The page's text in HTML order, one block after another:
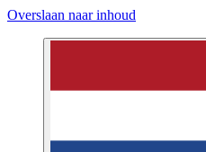
Overslaan naar inhoud